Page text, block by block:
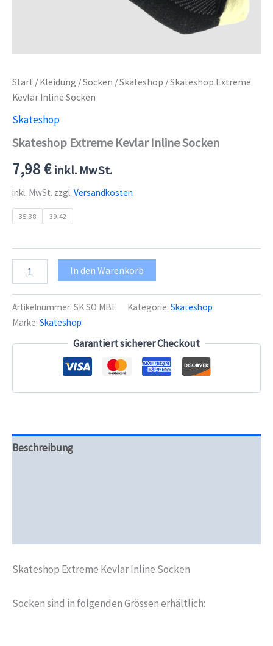
Start / Kleidung /Socken /Skateshop / Skateshop Extreme
Kevlar Inline Socken
Skateshop
Skateshop Extreme Kevlar Inline Socken
7,98€ inkl. MwSt.
inkl. MwSt. zzgl. Versandkosten
35-38 39-42
Extreme
Inline
Socken
Menge
In den Warenkorb
Artikelnummer: SK SO MBE Kategorie: Skateshop
Marke: Skateshop
Garantiert sicherer Checkout
Beschreibung
Skateshop Extreme Kevlar Inline Socken
Socken sind in folgenden Grössen erhältlich: